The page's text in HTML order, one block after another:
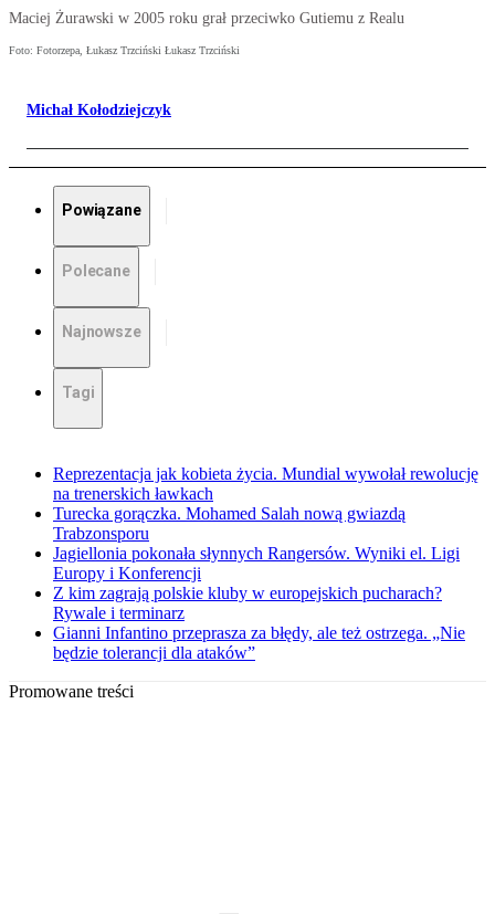
Maciej Żurawski w 2005 roku grał przeciwko Gutiemu z Realu
Foto: Fotorzepa, Łukasz Trzciński Łukasz Trzciński
Michał Kołodziejczyk
Powiązane
Polecane
Najnowsze
Tagi
Reprezentacja jak kobieta życia. Mundial wywołał rewolucję
na trenerskich ławkach
Turecka gorączka. Mohamed Salah nową gwiazdą
Trabzonsporu
Jagiellonia pokonała słynnych Rangersów. Wyniki el. Ligi
Europy i Konferencji
Z kim zagrają polskie kluby w europejskich pucharach?
Rywale i terminarz
Gianni Infantino przeprasza za błędy, ale też ostrzega. „Nie
będzie tolerancji dla ataków”
Promowane treści